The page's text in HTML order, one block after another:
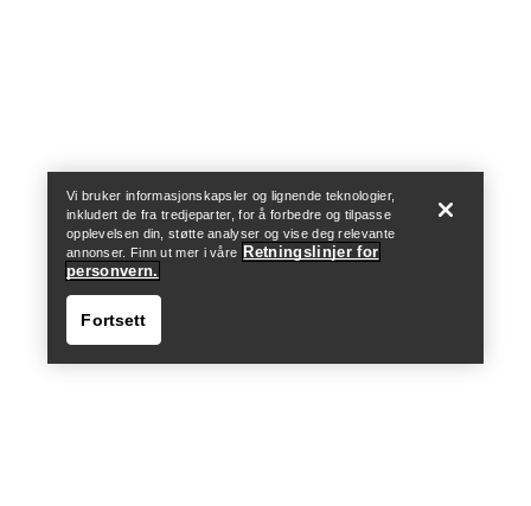
Vi bruker informasjonskapsler og lignende teknologier,
inkludert de fra tredjeparter, for å forbedre og tilpasse
opplevelsen din, støtte analyser og vise deg relevante
annonser. Finn ut mer i våre Retningslinjer for
personvern.
Fortsett